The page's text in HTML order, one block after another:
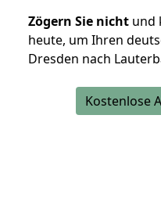
Zögern Sie nicht und
heute, um Ihren
Dresden nach
Kostenlose